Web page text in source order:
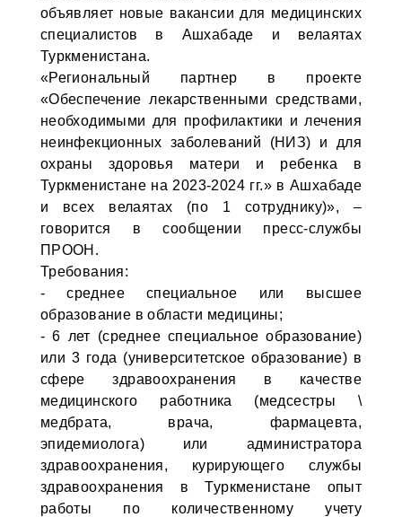
объявляет новые вакансии для медицинских
специалистов в Ашхабаде и велаятах
Туркменистана.
«Региональный партнер в проекте
«Обеспечение лекарственными средствами,
необходимыми для профилактики и лечения
неинфекционных заболеваний (НИЗ) и для
охраны здоровья матери и ребенка в
Туркменистане на 2023-2024 гг.» в Ашхабаде
и всех велаятах (по 1 сотруднику)», –
говорится в сообщении пресс-службы
ПРООН.
Требования:
- среднее специальное или высшее
образование в области медицины;
- 6 лет (среднее специальное образование)
или 3 года (университетское образование) в
сфере здравоохранения в качестве
медицинского работника (медсестры \
медбрата, врача, фармацевта,
эпидемиолога) или администратора
здравоохранения, курирующего службы
здравоохранения в Туркменистане опыт
работы по количественному учету